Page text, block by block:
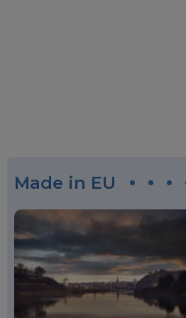
Made in EU